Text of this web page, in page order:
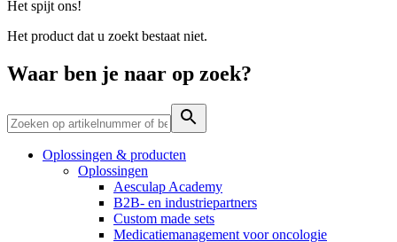
Productassortiment
Contact
Het spijt ons!
Het product dat u zoekt bestaat niet.
Waar ben je naar op zoek?
Oplossingen & producten
Oplossingen
Aesculap Academy
B2B- en industriepartners
Custom made sets
Medicatiemanagement voor oncologie